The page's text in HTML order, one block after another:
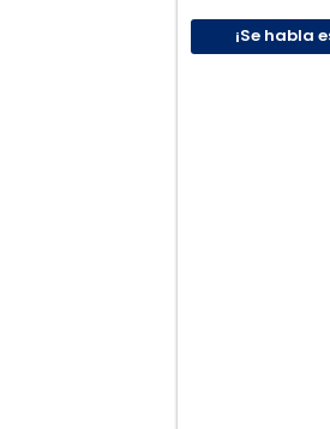
¡Se habla